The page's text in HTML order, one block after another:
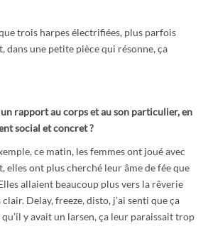
trois harpes électrifiées, plus parfois
dans une petite pièce qui résonne, ça
rapport au corps et au son particulier, en
social et concret ?
ce matin, les femmes ont joué avec
elles ont plus cherché leur âme de fée que
allaient beaucoup plus vers la rêverie
Delay, freeze, disto, j’ai senti que ça
y avait un larsen, ça leur paraissait trop